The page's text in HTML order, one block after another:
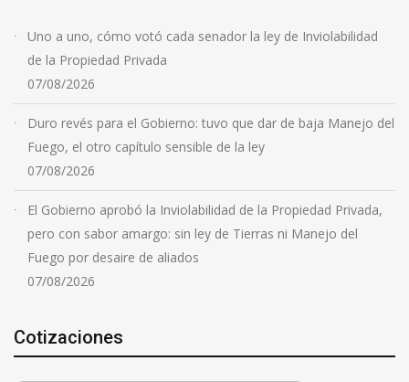
Uno a uno, cómo votó cada senador la ley de Inviolabilidad
de la Propiedad Privada
07/08/2026
Duro revés para el Gobierno: tuvo que dar de baja Manejo del
Fuego, el otro capítulo sensible de la ley
07/08/2026
El Gobierno aprobó la Inviolabilidad de la Propiedad Privada,
pero con sabor amargo: sin ley de Tierras ni Manejo del
Fuego por desaire de aliados
07/08/2026
Cotizaciones